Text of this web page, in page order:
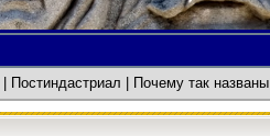
| Постиндастриал | Почему так названы